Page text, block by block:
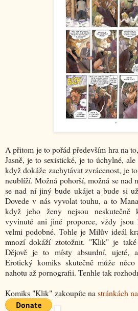
A přitom je to pořád především hra na
Jasně, je to sexistické, je to úchylné,
když dokáže zachytávat zvrácenost, je
neublíží. Možná pohorší, možná se nad
se nad ní jiný bude ukájet a bude si
Dovede v nás vyvolat touhu, a to
když jeho ženy nejsou neskutečně
vyvinuté ani jiné proporce, vždy
velmi podobné. Tohle je Milův ideál
mnozí dokáží ztotožnit. "Klik" je
Dějově je to místy absurdní, ujeté,
Erotický komiks skutečně může
nahotu až pornografii. Tenhle tak
Komiks "Klik" zakoupíte nastránkách